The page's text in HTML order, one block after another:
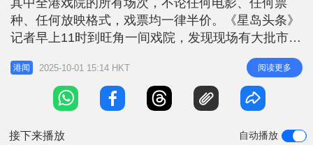
n
e
其中全港戏院的所有场次，不论任何电影、任何票
种、任何放映格式，戏票均一律半价。《星岛头条》
记者早上11时到旺角一间戏院，发现现场有大批市民
与旅客购票或等待入场看戏。有市民表示，票价仅需
30元一张，认为「非常划算」。亦有旅客指活动非常
很好，来港旅游时顺便体验香港和内地看电影的不同
之处。 巿民赞30元睇戏「非常划算」 来自大埔的李
港闻 2025-10-01 15:14 HKT 阅读更多
接下来播放 自动播放